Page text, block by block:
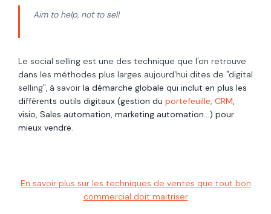
Aim to help, not to sell
Le social selling est une des technique que l'on retrouve
dans les méthodes plus larges aujourd'hui dites de "digital
selling", à savoir la démarche globale qui inclut en plus les
différents outils digitaux (gestion du portefeuille, CRM,
visio, Sales automation, marketing automation...) pour
mieux vendre.
En savoir plus sur les techniques de ventes que tout bon
commercial doit maitriser